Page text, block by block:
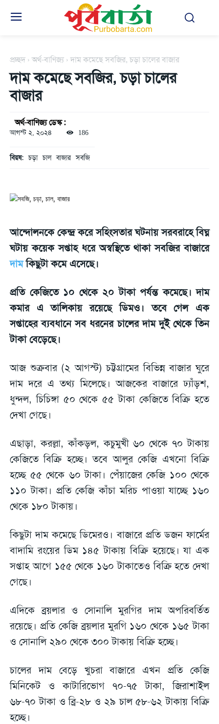
প্রচ্ছদ অর্থ-বাণিজ্য দাম কমেছে সবজির, চড়া চালের বাজার
দাম কমেছে সবজির, চড়া চালের
বাজার
অর্থ-বাণিজ্য ডেস্ক :
আগস্ট ২, ২০২৪ 186
বিয়ষ: চড়া চাল বাজার সবজি
আন্দোলনকে কেন্দ্র করে সহিংসতার ঘটনায় সরবরাহে বিঘ্ন
ঘটায় কয়েক সপ্তাহ ধরে অস্বস্থিতে থাকা সবজির বাজারে
দামকিছুটা কমে এসেছে।
প্রতি কেজিতে ১০ থেকে ২০ টাকা পর্যন্ত কমেছে। দাম
কমার এ তালিকায় রয়েছে ডিমও। তবে গেল এক
সপ্তাহের ব্যবধানে সব ধরনের চালের দাম দুই থেকে তিন
টাকা বেড়েছে।
আজ শুক্রবার (২ আগস্ট) চট্টগ্রামের বিভিন্ন বাজার ঘুরে
দাম দরে এ তথ্য মিলেছে। আজকের বাজারে ঢ্যাঁড়শ,
ধুন্দল, চিচিঙ্গা ৫০ থেকে ৫৫ টাকা কেজিতে বিক্রি হতে
দেখা গেছে।
এছাড়া, করল্লা, কাঁকড়ল, কচুমুখী ৬০ থেকে ৭০ টাকায়
কেজিতে বিক্রি হচ্ছে। তবে আলুর কেজি এখনো বিক্রি
হচ্ছে ৫৫ থেকে ৬০ টাকা। পেঁয়াজের কেজি ১০০ থেকে
১১০ টাকা। প্রতি কেজি কাঁচা মরিচ পাওয়া যাচ্ছে ১৬০
থেকে ১৮০ টাকায়।
কিছুটা দাম কমেছে ডিমেরও। বাজারে প্রতি ডজন ফার্মের
বাদামি রংয়ের ডিম ১৪৫ টাকায় বিক্রি হয়েছে। যা এক
সপ্তাহ আগে ১৫৫ থেকে ১৬০ টাকাতেও বিক্রি হতে দেখা
গেছে।
এদিকে ব্রয়লার ও সোনালি মুরগির দাম অপরিবর্তিত
রয়েছে। প্রতি কেজি ব্রয়লার মুরগি ১৬০ থেকে ১৬৫ টাকা
ও সোনালি ২৯০ থেকে ৩০০ টাকায় বিক্রি হচ্ছে।
চালের দাম বেড়ে খুচরা বাজারে এখন প্রতি কেজি
মিনিকেট ও কাটারিভোগ ৭০-৭৫ টাকা, জিরাশাইল
৬৮-৭০ টাকা ও ব্রি-২৮ ও ২৯ চাল ৫৮-৬২ টাকায় বিক্রি
হচ্ছে।